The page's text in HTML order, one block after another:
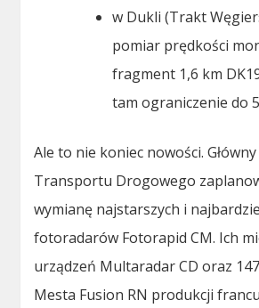
w Dukli (Trakt
pomiar prędkości
fragment 1,6 km
tam ograniczenie do
Ale to nie koniec nowości.
Transportu Drogowego
wymianę najstarszych i
fotoradarów Fotorapid CM. Ich
urządzeń Multaradar CD oraz
Mesta Fusion RN produkcji